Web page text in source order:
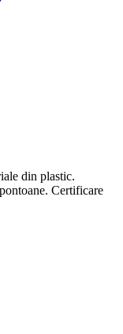
din plastic.
Certificare